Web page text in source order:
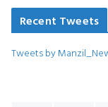
Recent Tweets
Tweets by